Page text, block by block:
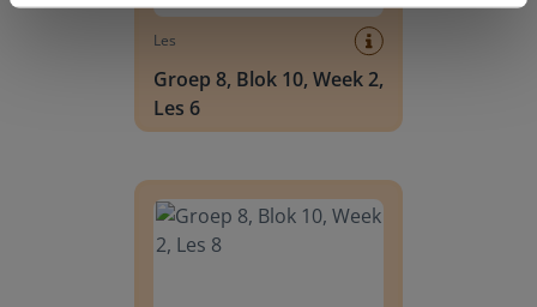
Les
Groep 8, Blok 10, Week 2,
Les 6